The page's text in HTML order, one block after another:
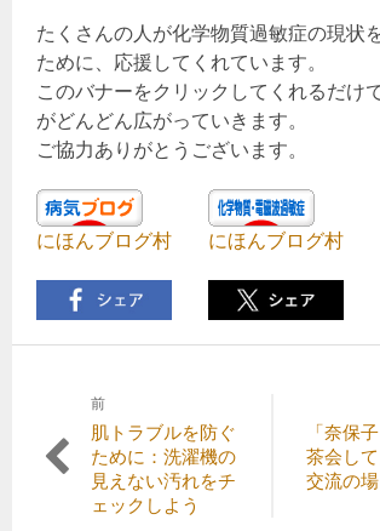
たくさんの人が化学物質過敏症の現状
ために、応援してくれています。
このバナーをクリックしてくれるだけ
がどんどん広がっていきます。
ご協力ありがとうございます。
にほんブログ村 にほんブログ村
稿
前
前
の
記
事:
肌トラブルを防ぐ
ために：洗濯機の
見えない汚れをチ
ェックしよう
の
記
「奈保
茶会し
交流の